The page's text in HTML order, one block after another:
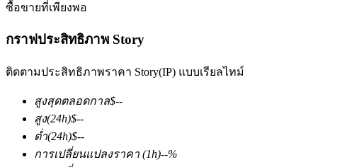
ฟิวเจอร์สที่ใช้ USDT เป็นหลักประกัน
ซื้อขายที่เพียงพอ
กราฟประสิทธิภาพ Story
ติดตามประสิทธิภาพราคา Story(IP) แบบเรียลไทม์
สูงสุดตลอดกาล$--
สูง(24h)$--
ต่ำ(24h)$--
การเปลี่ยนแปลงราคา (1h)--%